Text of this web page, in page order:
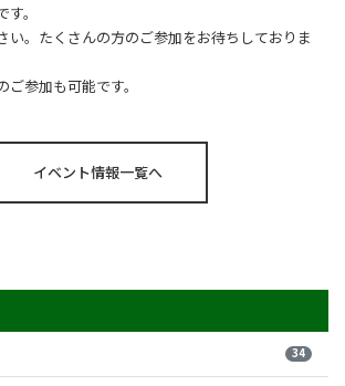
。
い。たくさんの方のご参加をお待ちしておりま
参加も可能です。
イベント情報一覧へ
34